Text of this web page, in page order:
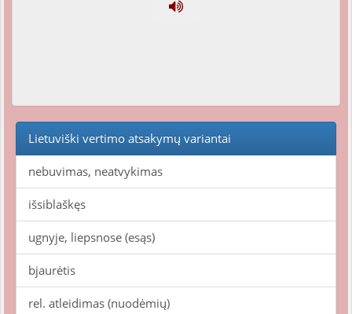
Lietuviški vertimo atsakymų variantai
nebuvimas, neatvykimas
išsiblaškęs
ugnyje, liepsnose (esąs)
bjaurėtis
rel. atleidimas (nuodėmių)